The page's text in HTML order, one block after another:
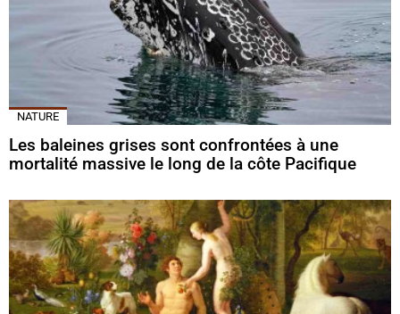
NATURE
Les baleines grises sont confrontées à une
mortalité massive le long de la côte Pacifique